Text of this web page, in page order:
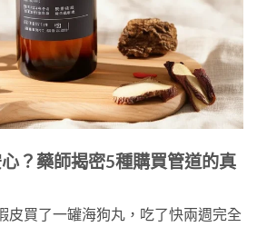
？藥師揭密5種購買管道的真
皮買了一罐海狗丸，吃了快兩週完全